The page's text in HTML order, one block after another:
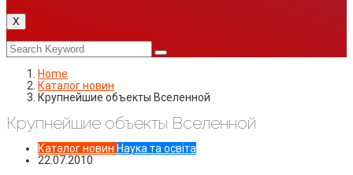
X
Home
Каталог новин
Крупнейшие объекты Вселенной
Крупнейшие объекты Вселенной
Каталог новин Наука та освіта
22.07.2010